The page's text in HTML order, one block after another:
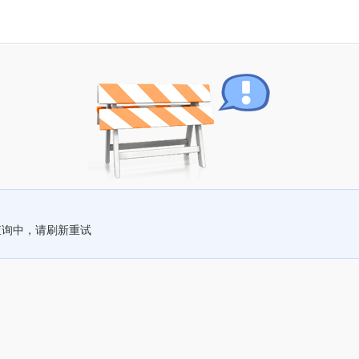
中，请刷新重试